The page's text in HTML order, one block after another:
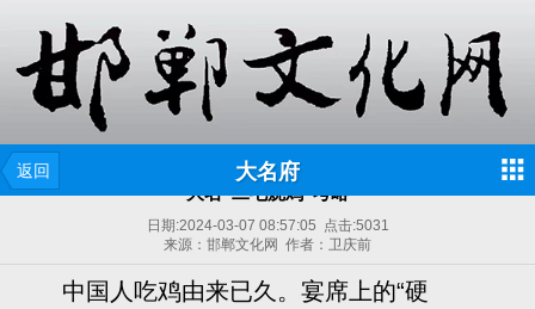
返回 大名府
大名“二毛烧鸡”考略
日期:2024-03-07 08:57:05 点击:5031
来源：邯郸文化网 作者：卫庆前
中国人吃鸡由来已久。宴席上的“硬